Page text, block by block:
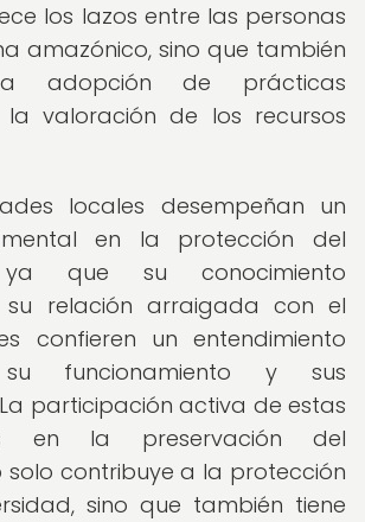
los lazos entre las personas
amazónico, sino que también
adopción de prácticas
la valoración de los recursos
locales desempeñan un
en la protección del
ya que su conocimiento
relación arraigada con el
confieren un entendimiento
funcionamiento y sus
participación activa de estas
en la preservación del
solo contribuye a la protección
sino que también tiene